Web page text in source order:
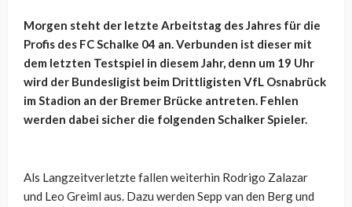
Morgen steht der letzte Arbeitstag des Jahres für die
Profis des FC Schalke 04 an. Verbunden ist dieser mit
dem letzten Testspiel in diesem Jahr, denn um 19 Uhr
wird der Bundesligist beim Drittligisten VfL Osnabrück
im Stadion an der Bremer Brücke antreten. Fehlen
werden dabei sicher die folgenden Schalker Spieler.
Als Langzeitverletzte fallen weiterhin Rodrigo Zalazar
und Leo Greiml aus. Dazu werden Sepp van den Berg und